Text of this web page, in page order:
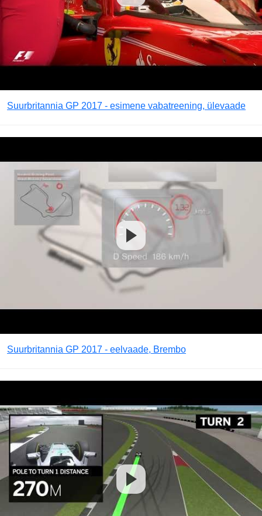
Suurbritannia GP 2017 - esimene vabatreening, ülevaade
Suurbritannia GP 2017 - eelvaade, Brembo